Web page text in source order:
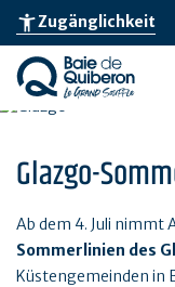
Skip
main
content
accessibility_newZugänglichkeit
Glazgo-
Ab dem 4. Juli nimmt
Sommerlinien des
Küstengemeinden in